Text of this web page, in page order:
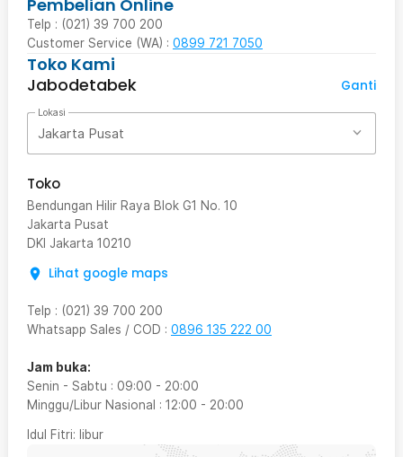
Pembelian Online
Telp : (021) 39 700 200
Customer Service (WA) : 0899 721 7050
Toko Kami
Jabodetabek
Ganti
Lokasi
Jakarta Pusat
Toko
Bendungan Hilir Raya Blok G1 No. 10
Jakarta Pusat
DKI Jakarta 10210
Lihat google maps
Telp : (021) 39 700 200
Whatsapp Sales / COD : 0896 135 222 00
Jam buka:
Senin - Sabtu : 09:00 - 20:00
Minggu/Libur Nasional : 12:00 - 20:00
Idul Fitri: libur